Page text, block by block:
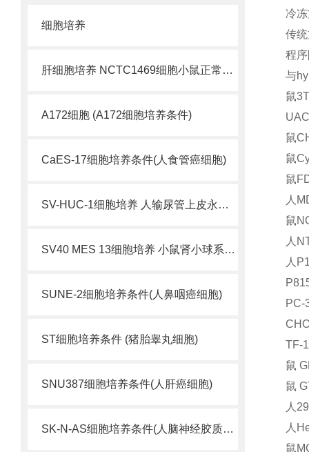
细胞培养
肝细胞培养 NCTC1469细胞小鼠正常肝细胞
A172细胞 (A172细胞培养条件)
CaES-17细胞培养条件(人食管癌细胞)
SV-HUC-1细胞培养 人输尿管上皮永生化细胞
SV40 MES 13细胞培养 小鼠肾小球系膜细胞
SUNE-2细胞培养条件(人鼻咽癌细胞)
ST细胞培养条件 (猪胎睾丸细胞)
SNU387细胞培养条件(人肝癌细胞)
SK-N-AS细胞培养条件(人脑神经胶质母细胞瘤)
冷
传
程
与
鼠
鼠
鼠
鼠
人
鼠
人
人
TF-
鼠
鼠
人
人
鼠